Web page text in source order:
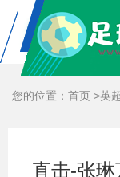
您的位置： 首页 >英超
直击-张